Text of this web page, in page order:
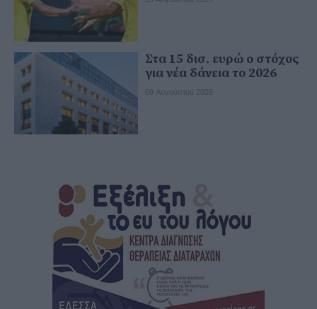
Στα 15 δισ. ευρώ ο στόχος
για νέα δάνεια το 2026
09 Αυγούστου 2026